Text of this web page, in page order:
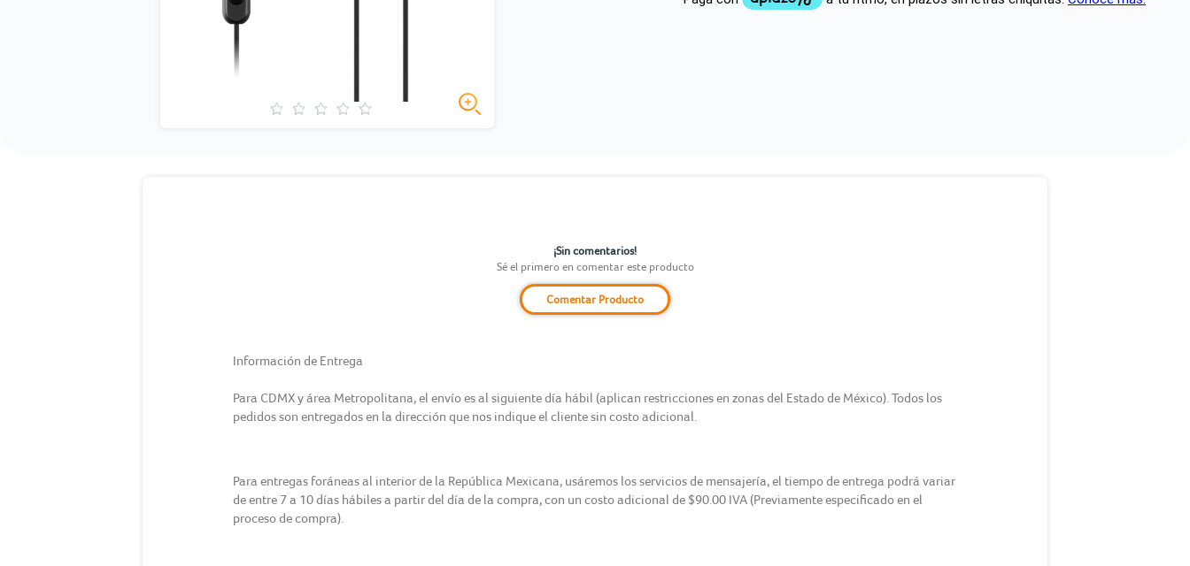
¡Sin comentarios!
Sé el primero en comentar este producto
Comentar Producto
Información de Entrega
Para CDMX y área Metropolitana, el envío es al siguiente día hábil (aplican restricciones en zonas del Estado de México). Todos los
pedidos son entregados en la dirección que nos indique el cliente sin costo adicional.
Para entregas foráneas al interior de la República Mexicana, usáremos los servicios de mensajería, el tiempo de entrega podrá variar
de entre 7 a 10 días hábiles a partir del día de la compra, con un costo adicional de $90.00 IVA (Previamente especificado en el
proceso de compra).